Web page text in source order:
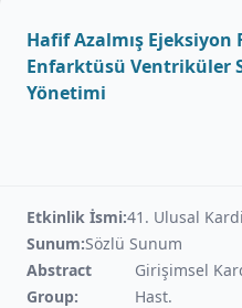
Hafif Azalmış
Enfarktüsü Ventriküler
Yönetimi
Etkinlik İsmi:41. Ulusal
Sunum:Sözlü Sunum
Abstract
Group:
Girişimsel
Hast.